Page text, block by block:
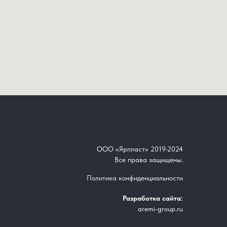
ООО «Ярпласт» 2019-2024
Все права защищены.
Политика конфиденциальности
Разработка сайта:
aremi-group.ru